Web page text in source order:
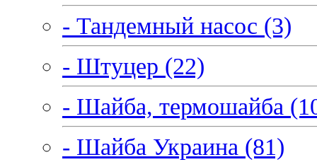
- Тандемный насос (3)
- Штуцер (22)
- Шайба, термошайба
- Шайба Украина (81)